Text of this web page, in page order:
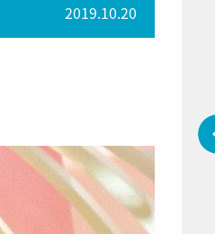
2019.10.20
＝ラブ！げーみんぐ』＝LOV
愛羅＆佐々木舞香SPインタ